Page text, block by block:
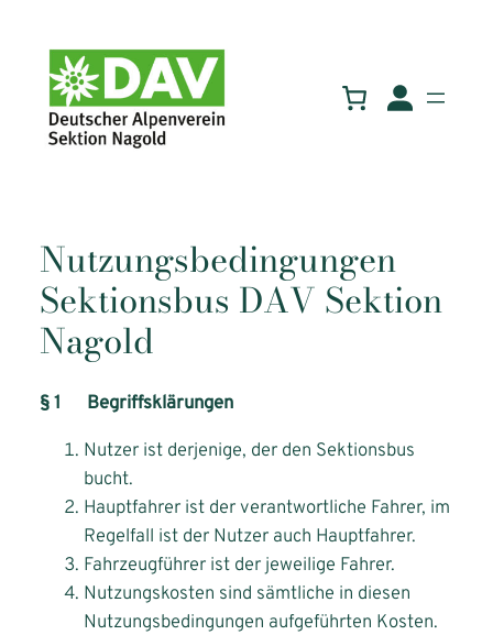
springen
Nutzungsbedingungen
Sektionsbus DAV Sektion
Nagold
§ 1 Begriffsklärungen
Nutzer ist derjenige, der den Sektionsbus
bucht.
Hauptfahrer ist der verantwortliche Fahrer, im
Regelfall ist der Nutzer auch Hauptfahrer.
Fahrzeugführer ist der jeweilige Fahrer.
Nutzungskosten sind sämtliche in diesen
Nutzungsbedingungen aufgeführten Kosten.